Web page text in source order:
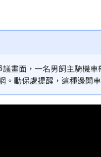
懸賞 23:21
錄 23:18
畫面，一名男飼主騎機
動保處提醒，這種邊開